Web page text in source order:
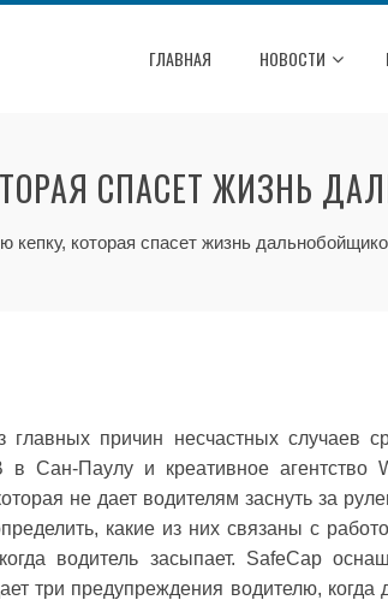
ГЛАВНАЯ НОВОСТИ
СПАСЕТ ЖИЗНЬ
кепку, которая спасет жизнь
причин несчастных случаев
Сан-Паулу и креативное агентство
не дает водителям заснуть за
какие из них связаны с
водитель засыпает. SafeCap
три предупреждения водителю, когда